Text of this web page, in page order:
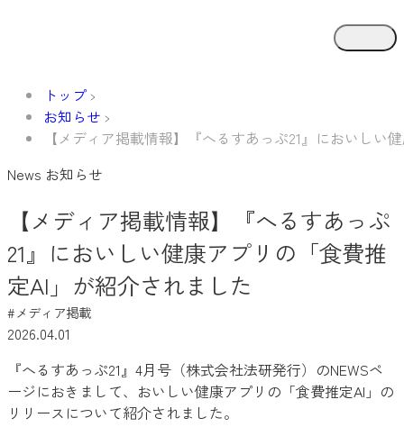
トップ
お知らせ
【メディア掲載情報】『へるすあっぷ21』においしい
News お知らせ
【メディア掲載情報】『へるすあっぷ
21』においしい健康アプリの「食費推
定AI」が紹介されました
#メディア掲載
2026.04.01
『へるすあっぷ21』4月号（株式会社法研発行）のNEWSペ
ージにおきまして、おいしい健康アプリの「食費推定AI」の
リリースについて紹介されました。